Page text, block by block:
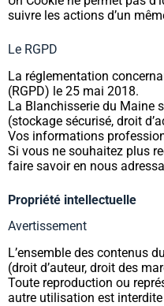
suivre les actions d’un
Le RGPD
La réglementation
(RGPD) le 25 mai 2018.
La Blanchisserie du Maine
(stockage sécurisé, droit
Vos informations
Si vous ne souhaitez plus
faire savoir en nous
Propriété intellectuelle
Avertissement
L’ensemble des contenus
(droit d’auteur, droit des
Toute reproduction ou
autre utilisation est